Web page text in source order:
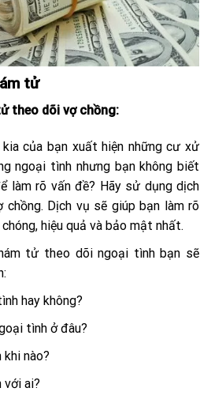
tử
theo dõi vợ chồng:
của bạn xuất hiện những cư xử
ngoại tình nhưng bạn không biết
làm rõ vấn đề? Hãy sử dụng dịch
Dịch vụ sẽ giúp bạn làm rõ
hiệu quả và bảo mật nhất.
tử theo dõi ngoại tình bạn sẽ
hay không?
tình ở đâu?
nào?
với ai?